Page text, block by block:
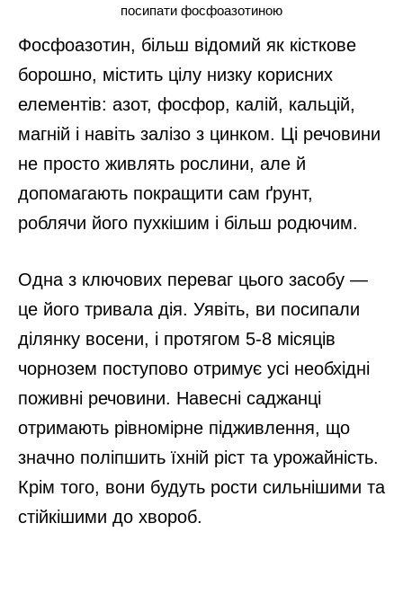
посипати фосфоазотиною
Фосфоазотин, більш відомий як кісткове
борошно, містить цілу низку корисних
елементів: азот, фосфор, калій, кальцій,
магній і навіть залізо з цинком. Ці речовини
не просто живлять рослини, але й
допомагають покращити сам ґрунт,
роблячи його пухкішим і більш родючим.
Одна з ключових переваг цього засобу —
це його тривала дія. Уявіть, ви посипали
ділянку восени, і протягом 5-8 місяців
чорнозем поступово отримує усі необхідні
поживні речовини. Навесні саджанці
отримають рівномірне підживлення, що
значно поліпшить їхній ріст та урожайність.
Крім того, вони будуть рости сильнішими та
стійкішими до хвороб.